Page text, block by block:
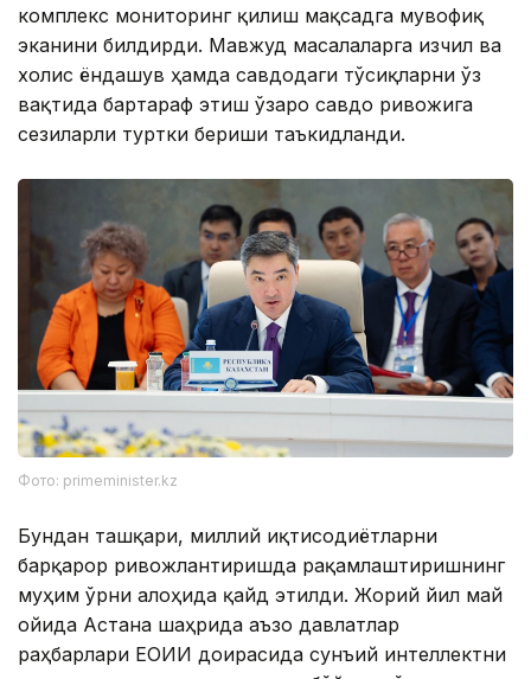
комплекс мониторинг қилиш мақсадга мувофиқ
эканини билдирди. Мавжуд масалаларга изчил ва
холис ёндашув ҳамда савдодаги тўсиқларни ўз
вақтида бартараф этиш ўзаро савдо ривожига
сезиларли туртки бериши таъкидланди.
Фото: primeminister.kz
Бундан ташқари, миллий иқтисодиётларни
барқарор ривожлантиришда рақамлаштиришнинг
муҳим ўрни алоҳида қайд этилди. Жорий йил май
ойида Астана шаҳрида аъзо давлатлар
раҳбарлари ЕОИИ доирасида сунъий интеллектни